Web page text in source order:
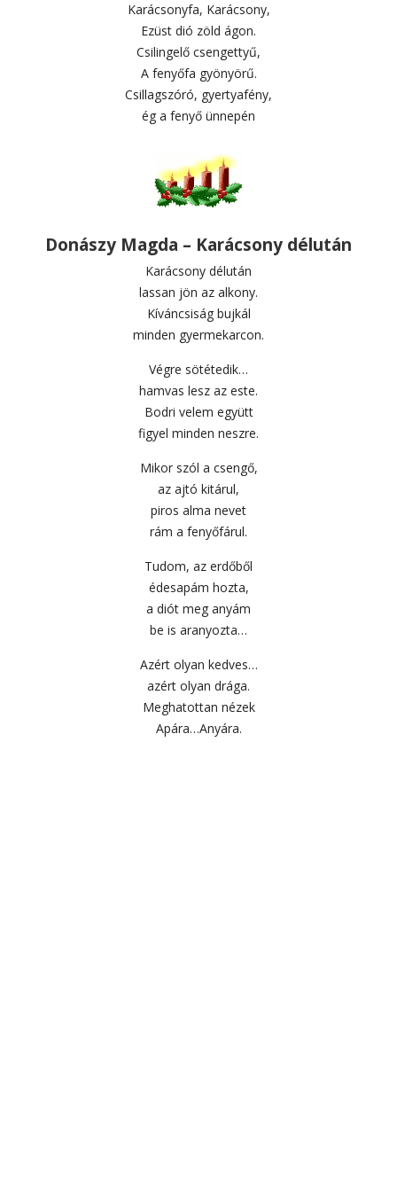
Karácsonyfa, Karácsony,
Ezüst dió zöld ágon.
Csilingelő csengettyű,
A fenyőfa gyönyörű.
Csillagszóró, gyertyafény,
ég a fenyő ünnepén
Donászy Magda – Karácsony délután
Karácsony délután
lassan jön az alkony.
Kíváncsiság bujkál
minden gyermekarcon.
Végre sötétedik…
hamvas lesz az este.
Bodri velem együtt
figyel minden neszre.
Mikor szól a csengő,
az ajtó kitárul,
piros alma nevet
rám a fenyőfárul.
Tudom, az erdőből
édesapám hozta,
a diót meg anyám
be is aranyozta…
Azért olyan kedves…
azért olyan drága.
Meghatottan nézek
Apára…Anyára.